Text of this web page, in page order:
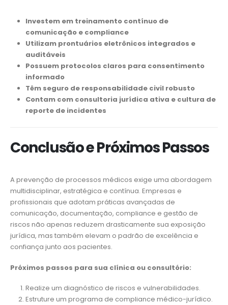
Investem em treinamento contínuo de
comunicação e compliance
Utilizam prontuários eletrônicos integrados e
auditáveis
Possuem protocolos claros para consentimento
informado
Têm seguro de responsabilidade civil robusto
Contam com consultoria jurídica ativa e cultura de
reporte de incidentes
Conclusão e Próximos Passos
A prevenção de processos médicos exige uma abordagem
multidisciplinar, estratégica e contínua. Empresas e
profissionais que adotam práticas avançadas de
comunicação, documentação, compliance e gestão de
riscos não apenas reduzem drasticamente sua exposição
jurídica, mas também elevam o padrão de excelência e
confiança junto aos pacientes.
Próximos passos para sua clínica ou consultório:
Realize um diagnóstico de riscos e vulnerabilidades.
Estruture um programa de compliance médico-jurídico.